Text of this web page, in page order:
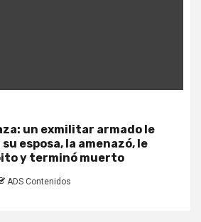
un exmilitar armado le
esposa, la amenazó, le
y terminó muerto
ADS Contenidos